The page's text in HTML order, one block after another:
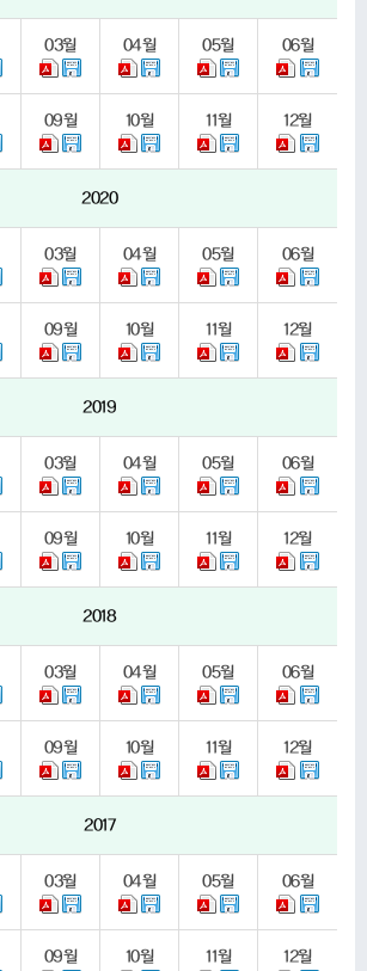
03월 04월 05월 06월
09월 10월 11월 12월
2020
03월 04월 05월 06월
09월 10월 11월 12월
2019
03월 04월 05월 06월
09월 10월 11월 12월
2018
03월 04월 05월 06월
09월 10월 11월 12월
2017
03월 04월 05월 06월
09월 10월 11월 12월